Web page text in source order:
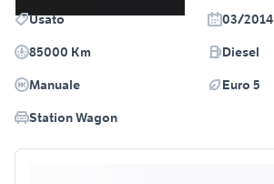
Usato
03/2014
85000 Km
Diesel
Manuale
Euro 5
Station Wagon